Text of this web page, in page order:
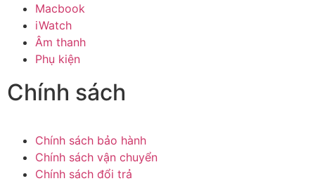
Macbook
iWatch
Âm thanh
Phụ kiện
Chính sách
Chính sách bảo hành
Chính sách vận chuyển
Chính sách đổi trả